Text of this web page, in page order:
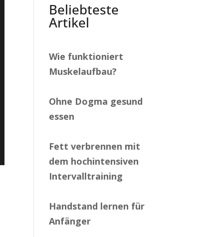
Beliebteste
Artikel
Wie funktioniert
Muskelaufbau?
Ohne Dogma gesund
essen
Fett verbrennen mit
dem hochintensiven
Intervalltraining
Handstand lernen für
Anfänger